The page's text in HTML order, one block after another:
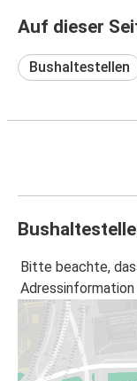
Auf dieser
Bushaltestellen
Bitte beachte,